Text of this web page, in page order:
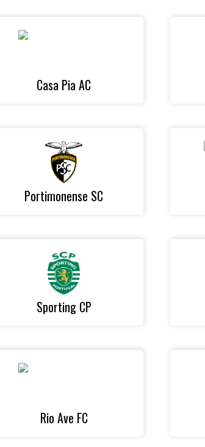
Casa Pia AC
Portimonense SC
Sporting CP
Rio Ave FC